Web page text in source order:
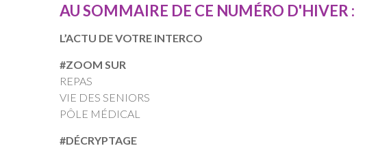
AU SOMMAIRE DE CE NUMÉRO D'HIVER :
L’ACTU DE VOTRE INTERCO
#ZOOM SUR
REPAS
VIE DES SENIORS
PÔLE MÉDICAL
#DÉCRYPTAGE